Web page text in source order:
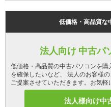
低価格・高品質な
法人向け 中古パ
低価格・高品質の中古パソコンを
を確保したいなど、 法人のお客様
ご提案させていただきます。お気軽
法人様向け中